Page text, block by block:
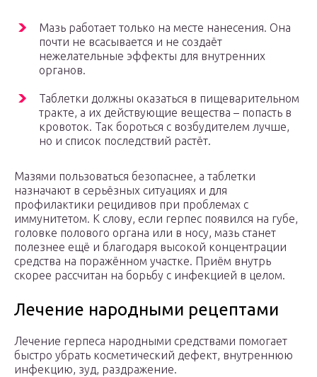
Мазь работает только на месте нанесения. Она
почти не всасывается и не создаёт
нежелательные эффекты для внутренних
органов.
Таблетки должны оказаться в пищеварительном
тракте, а их действующие вещества – попасть в
кровоток. Так бороться с возбудителем лучше,
но и список последствий растёт.
Мазями пользоваться безопаснее, а таблетки
назначают в серьёзных ситуациях и для
профилактики рецидивов при проблемах с
иммунитетом. К слову, если герпес появился на губе,
головке полового органа или в носу, мазь станет
полезнее ещё и благодаря высокой концентрации
средства на поражённом участке. Приём внутрь
скорее рассчитан на борьбу с инфекцией в целом.
Лечение народными рецептами
Лечение герпеса народными средствами помогает
быстро убрать косметический дефект, внутреннюю
инфекцию, зуд, раздражение.